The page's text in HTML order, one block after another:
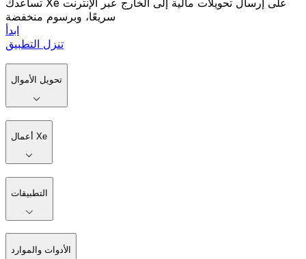
تساعدك Xe على إرسال تحويلات مالية إلى الخارج عبر الإنترنت
سريعًا، وبرسوم منخفضة
ابدأ
تنزل التطبيق
تحويل الأموال
أعمال Xe
التطبيقات
الأدوات والموارد